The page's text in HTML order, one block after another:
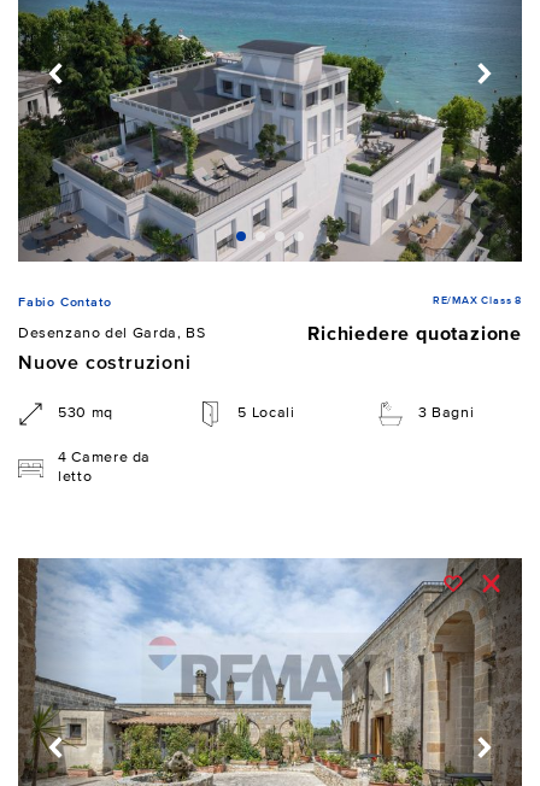
Fabio Contato RE/MAX Class 8
Desenzano del Garda, BS
Richiedere quotazione
Nuove costruzioni
530 mq 5 Locali 3 Bagni
4 Camere da
letto